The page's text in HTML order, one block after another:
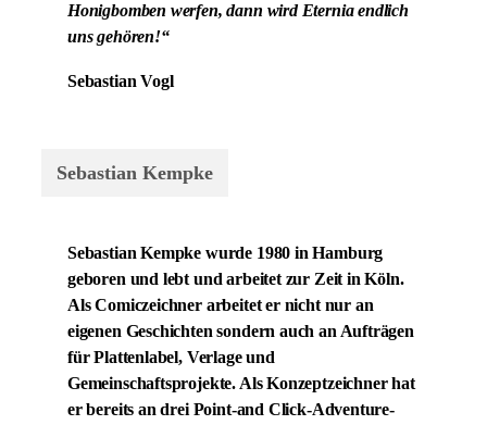
Honigbomben werfen, dann wird Eternia endlich
uns gehören!“
Sebastian Vogl
Sebastian Kempke
Sebastian Kempke wurde 1980 in Hamburg
geboren und lebt und arbeitet zur Zeit in Köln.
Als Comiczeichner arbeitet er nicht nur an
eigenen Geschichten sondern auch an Aufträgen
für Plattenlabel, Verlage und
Gemeinschaftsprojekte. Als Konzeptzeichner hat
er bereits an drei Point-and Click-Adventure-